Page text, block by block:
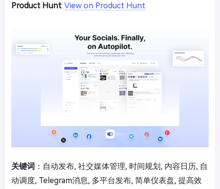
Product Hunt: View on Product Hunt
关键词 ：自动发布, 社交媒体管理, 时间规划, 内容日历, 自
动调度, Telegram消息, 多平台发布, 简单仪表盘, 提高效